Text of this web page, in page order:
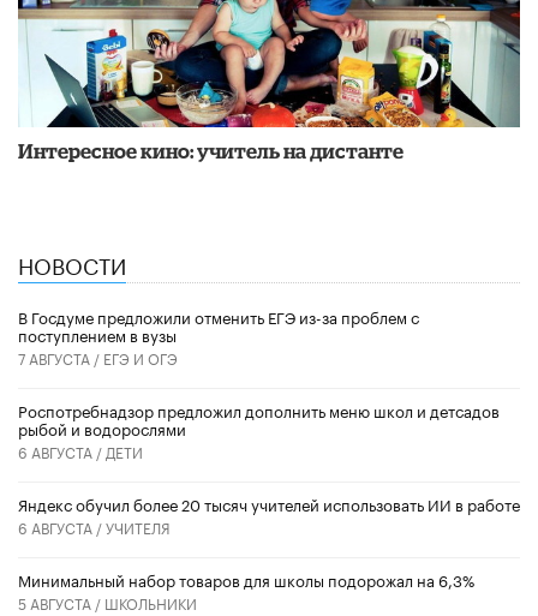
Интересное кино: учитель на дистанте
НОВОСТИ
В Госдуме предложили отменить ЕГЭ из-за проблем с
поступлением в вузы
7 АВГУСТА / ЕГЭ И ОГЭ
Роспотребнадзор предложил дополнить меню школ и детсадов
рыбой и водорослями
6 АВГУСТА / ДЕТИ
​Яндекс обучил более 20 тысяч учителей использовать ИИ в работе
6 АВГУСТА /УЧИТЕЛЯ
Минимальный набор товаров для школы подорожал на 6,3%
5 АВГУСТА / ШКОЛЬНИКИ